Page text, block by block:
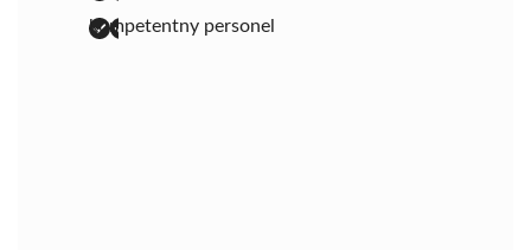
kompetentny personel